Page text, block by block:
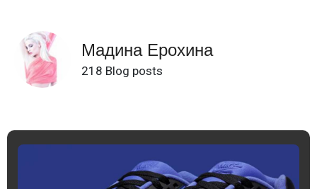
Мадина Ерохина
218 Blog posts